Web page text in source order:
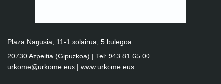
Plaza Nagusia, 11-1.solairua, 5.bulegoa
20730 Azpeitia (Gipuzkoa) | Tel: 943 81 65 00
urkome@urkome.eus | www.urkome.eus